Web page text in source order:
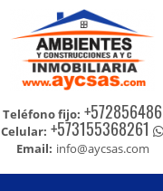
Teléfono fijo: +572856486
Celular: +573155368261
Email: info@aycsas.com